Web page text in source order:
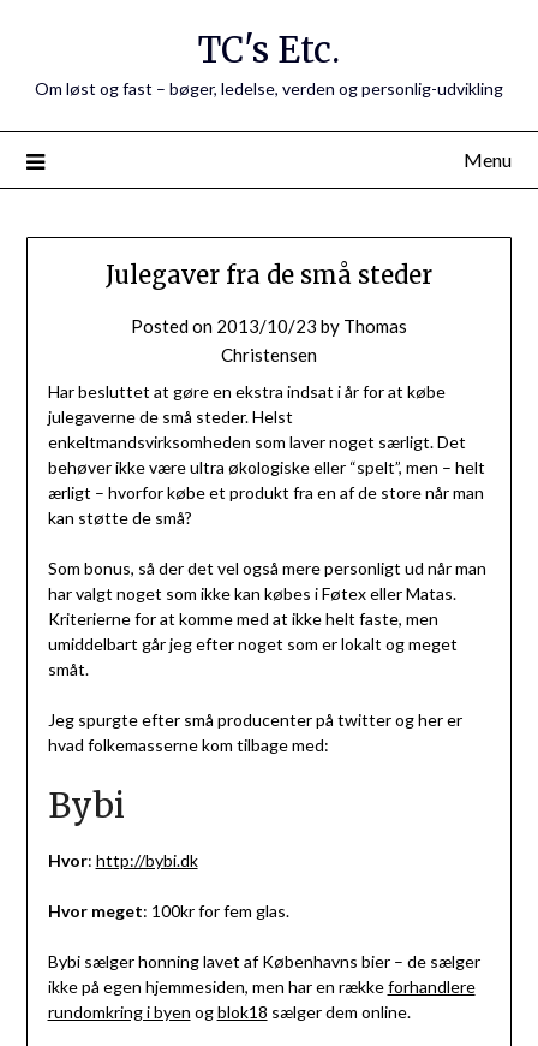
TC's Etc.
Om løst og fast – bøger, ledelse, verden og personlig-udvikling
Menu
Julegaver fra de små steder
Posted on 2013/10/23 by Thomas
Christensen
Har besluttet at gøre en ekstra indsat i år for at købe
julegaverne de små steder. Helst
enkeltmandsvirksomheden som laver noget særligt. Det
behøver ikke være ultra økologiske eller “spelt”, men – helt
ærligt – hvorfor købe et produkt fra en af de store når man
kan støtte de små?
Som bonus, så der det vel også mere personligt ud når man
har valgt noget som ikke kan købes i Føtex eller Matas.
Kriterierne for at komme med at ikke helt faste, men
umiddelbart går jeg efter noget som er lokalt og meget
småt.
Jeg spurgte efter små producenter på twitter og her er
hvad folkemasserne kom tilbage med:
Bybi
Hvor: http://bybi.dk
Hvor meget: 100kr for fem glas.
Bybi sælger honning lavet af Københavns bier – de sælger
ikke på egen hjemmesiden, men har en rækkeforhandlere
rundomkring i byen ogblok18 sælger dem online.